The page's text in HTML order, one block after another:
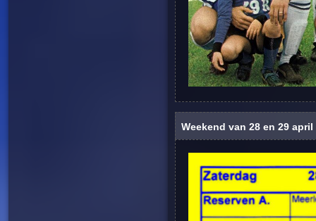
Weekend van 28 en 29 april